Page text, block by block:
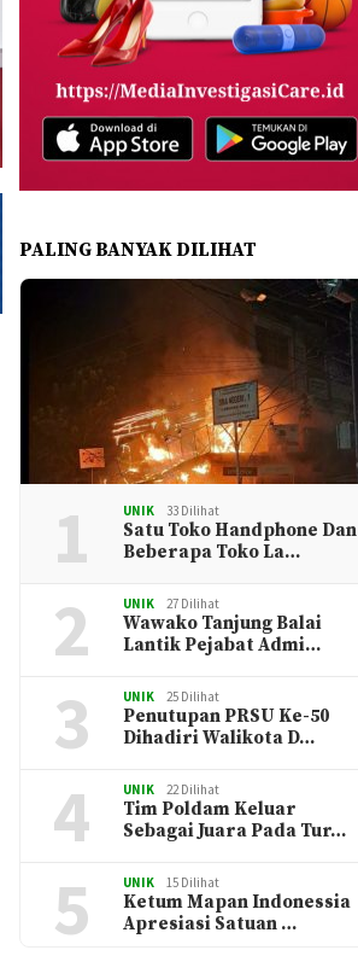
PALING BANYAK DILIHAT
1 UNIK 33 Dilihat
Satu Toko Handphone Dan
Beberapa Toko La…
2 UNIK 27 Dilihat
Wawako Tanjung Balai
Lantik Pejabat Admi…
3 UNIK 25 Dilihat
Penutupan PRSU Ke-50
Dihadiri Walikota D…
4 UNIK 22 Dilihat
Tim Poldam Keluar
Sebagai Juara Pada Tur…
5 UNIK 15 Dilihat
Ketum Mapan Indonessia
Apresiasi Satuan …